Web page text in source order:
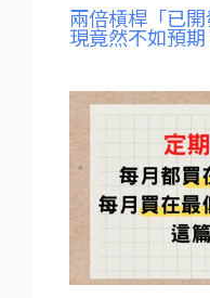
兩倍槓桿「已
現竟然不如預期